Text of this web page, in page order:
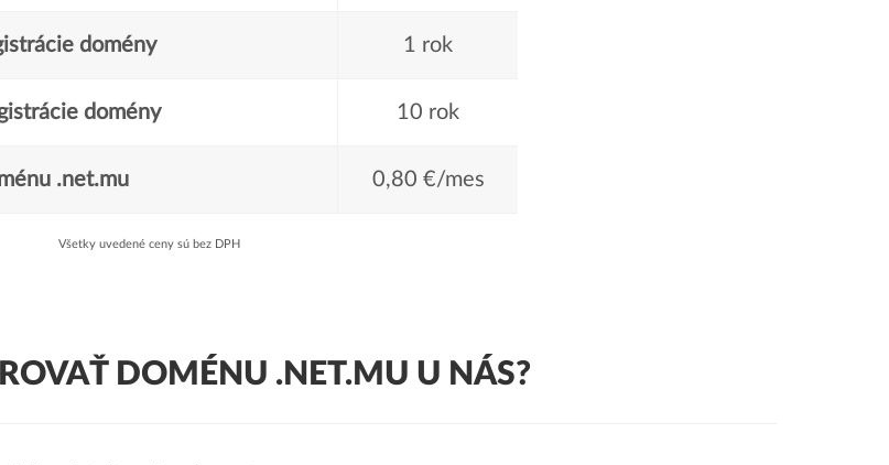
domény 1 rok
domény 10 rok
.net.mu 0,80 €/mes
Všetky uvedené ceny sú bez DPH
DOMÉNU .NET.MU U NÁS?